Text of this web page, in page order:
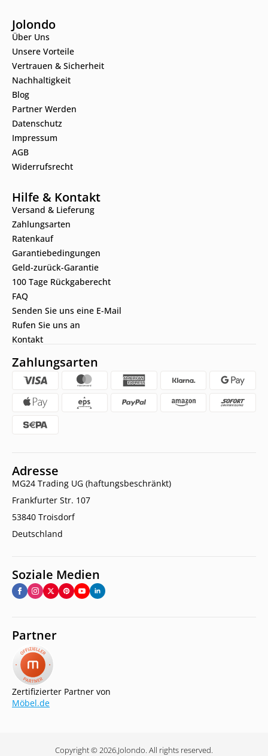
Jolondo
Über Uns
Unsere Vorteile
Vertrauen & Sicherheit
Nachhaltigkeit
Blog
Partner Werden
Datenschutz
Impressum
AGB
Widerrufsrecht
Hilfe & Kontakt
Versand & Lieferung
Zahlungsarten
Ratenkauf
Garantiebedingungen
Geld-zurück-Garantie
100 Tage Rückgaberecht
FAQ
Senden Sie uns eine E-Mail
Rufen Sie uns an
Kontakt
Zahlungsarten
Adresse
MG24 Trading UG (haftungsbeschränkt)
Frankfurter Str. 107
53840 Troisdorf
Deutschland
Soziale Medien
Partner
Zertifizierter Partner von
Möbel.de
Copyright © 2026.Jolondo. All rights reserved.